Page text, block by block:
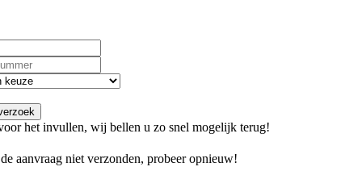
het invullen, wij bellen u zo snel mogelijk terug!
aanvraag niet verzonden, probeer opnieuw!